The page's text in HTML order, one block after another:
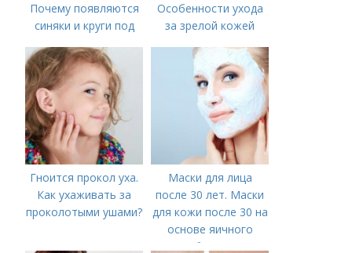
Почему появляются
синяки и круги под
Особенности ухода
за зрелой кожей
Гноится прокол уха.
Как ухаживать за
проколотыми ушами?
Маски для лица
после 30 лет. Маски
для кожи после 30 на
основе яичного
белка